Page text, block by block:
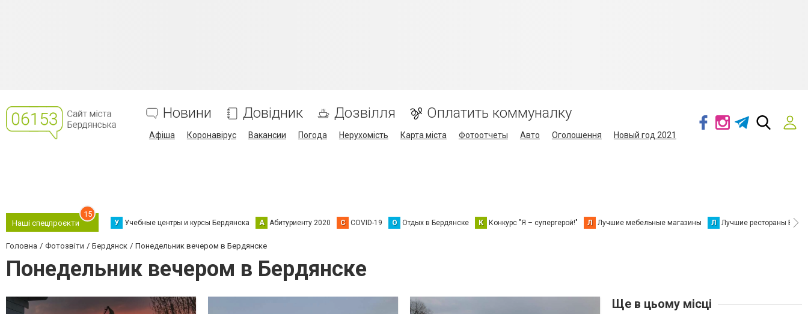
Новини Довідник Дозвілля Оплатить коммуналку
Афіша Коронавірус Вакансии Погода Нерухомість Карта міста Фотоотчеты Авто Оголошення Новый год 2021
Наші спецпроєкти
15
У Учебные центры и курсы Бердянска А Абитуриенту 2020 C COVID-19 О Отдых в Бердянске К Конкурс "Я – супергерой!" Л Лучшие мебельные магазины Л Лучшие рестораны
Головна Фотозвіти Бердянск Понедельник вечером в Бердянске
Понедельник вечером в Бердянске
Ще в цьому місці